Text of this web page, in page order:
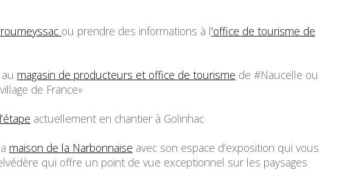
ou prendre des informations à l’office de tourisme de
magasin de producteurs et office de tourisme de #Naucelle ou
de France»
actuellement en chantier à Golinhac
maison de la Narbonnaise avec son espace d’exposition qui vous
qui offre un point de vue exceptionnel sur les paysages